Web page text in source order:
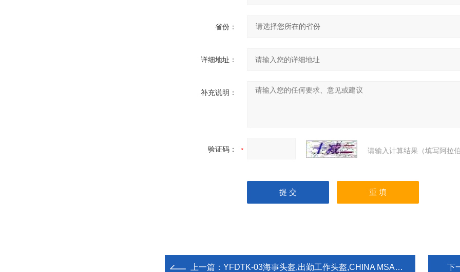
省份：
详细地址：
补充说明：
验证码： 请输入计算结果（填写阿拉
上一篇： YFDTK-03海事头盔,出勤工作头盔,CHINA MSA专用头盔 下